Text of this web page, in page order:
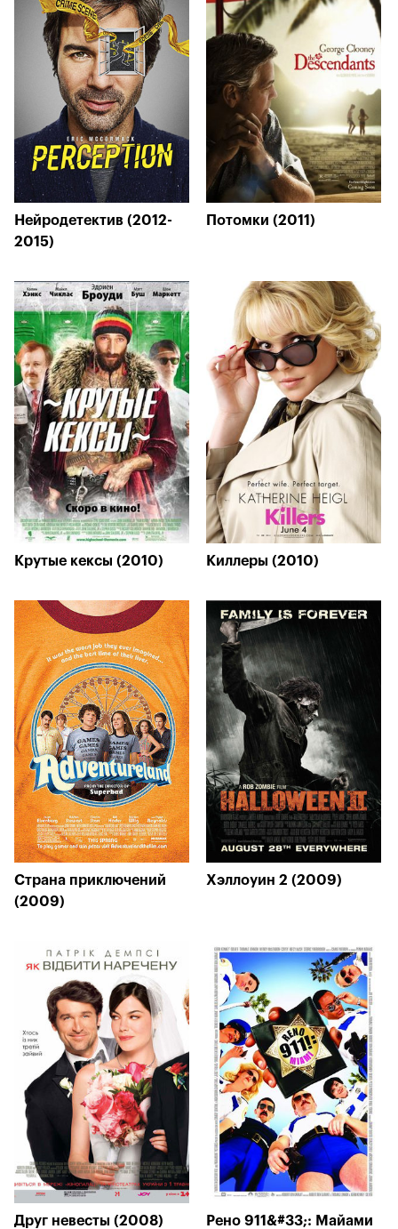
Нейродетектив (2012-
2015)
Потомки (2011)
Крутые кексы (2010) Киллеры (2010)
Страна приключений
(2009)
Хэллоуин 2 (2009)
Друг невесты (2008)
Рено 911&#33;: Майами